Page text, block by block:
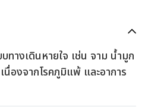
ทางเดินหายใจ เช่น จาม น้ำมูก
องจากโรคภูมิแพ้ และอาการ